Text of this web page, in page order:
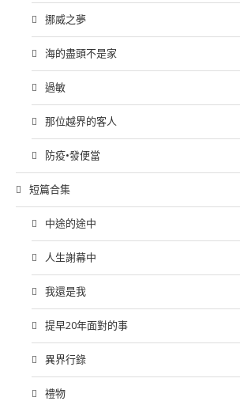
挪威之夢
海的盡頭不是家
過敏
那位越界的客人
防疫•發便當
短篇合集
中途的途中
人生謝幕中
我還是我
提早20年面對的事
異界行錄
禮物